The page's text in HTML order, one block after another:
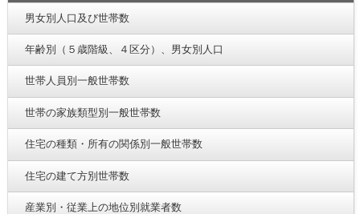
男女別人口及び世帯数
年齢別（５歳階級、４区分）、男女別人口
世帯人員別一般世帯数
世帯の家族類型別一般世帯数
住宅の種類・所有の関係別一般世帯数
住宅の建て方別世帯数
産業別・従業上の地位別就業者数